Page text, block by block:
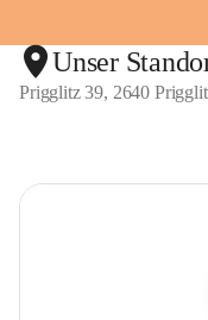
Unser
Prigglitz 39, 2640